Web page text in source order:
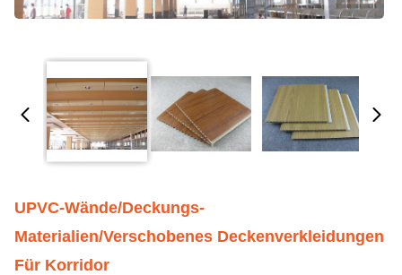
UPVC-Wände/Deckungs-
Materialien/verschobenes Deckenverkleidungen
Für Korridor